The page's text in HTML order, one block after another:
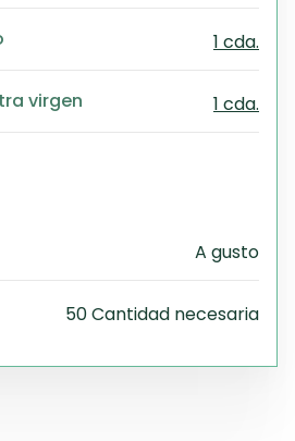
1 cda.
virgen 1 cda.
A gusto
50 Cantidad necesaria